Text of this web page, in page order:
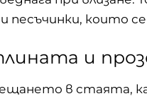
песъчинки, които
и
в стаята,